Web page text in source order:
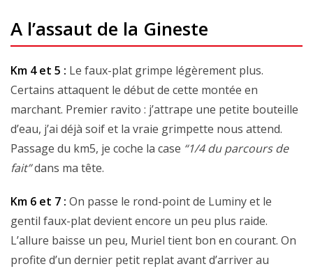
A l’assaut de la Gineste
Km 4 et 5 : Le faux-plat grimpe légèrement plus.
Certains attaquent le début de cette montée en
marchant. Premier ravito : j’attrape une petite bouteille
d’eau, j’ai déjà soif et la vraie grimpette nous attend.
Passage du km5, je coche la case “1/4 du parcours de
fait”dans ma tête.
Km 6 et 7 : On passe le rond-point de Luminy et le
gentil faux-plat devient encore un peu plus raide.
L’allure baisse un peu, Muriel tient bon en courant. On
profite d’un dernier petit replat avant d’arriver au